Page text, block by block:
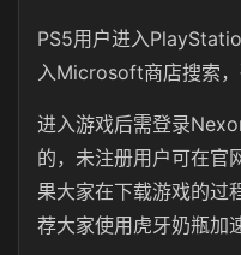
PS5用户进入
入Microsoft商店搜索，
进入游戏后需登录
的，未注册用户可在官
果大家在下载游戏的过
荐大家使用虎牙奶瓶加